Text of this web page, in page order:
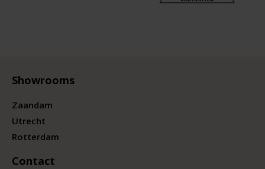
Showrooms
Zaandam
Utrecht
Rotterdam
Contact